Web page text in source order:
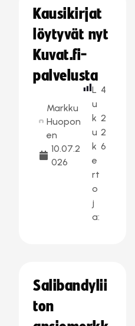
Kausikirjat
löytyvät nyt
Kuvat.fi-
palvelusta
Markku
Huopon
en
10.07.2
026
L
u
k
u
k
e
rt
o
j
a:
4
2
2
6
Salibandylii
ton